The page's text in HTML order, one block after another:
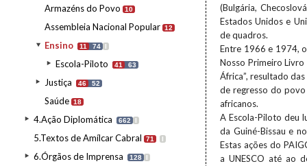
Armazéns do Povo 10
Assembleia Nacional Popular 12
Ensino 11 74 I
Escola-Piloto 41 63
Justiça 46 52
Saúde 18
4.Ação Diplomática 662 I
5.Textos de Amílcar Cabral 71 I
6.Órgãos de Imprensa 128 I
(Bulgária,
Estados Unidos e
de quadros.
Entre 1966 e 1974,
Nosso Primeiro Livro
África”, resultado
de regresso do
africanos.
A Escola-Piloto deu
da Guiné-Bissau e
Estas ações do
a UNESCO até ao